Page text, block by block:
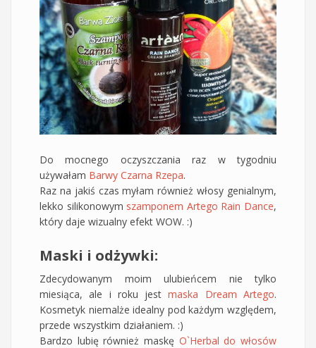
Do mocnego oczyszczania raz w tygodniu
używałam Barwy Czarna Rzepa.
Raz na jakiś czas myłam również włosy genialnym,
lekko silikonowym szamponem Artego Rain Dance,
który daje wizualny efekt WOW. :)
Maski i odżywki:
Zdecydowanym moim ulubieńcem nie tylko
miesiąca, ale i roku jestmaska Dream Artego.
Kosmetyk niemalże idealny pod każdym względem,
przede wszystkim działaniem. :)
Bardzo lubię również maskę O`Herbal do włosów